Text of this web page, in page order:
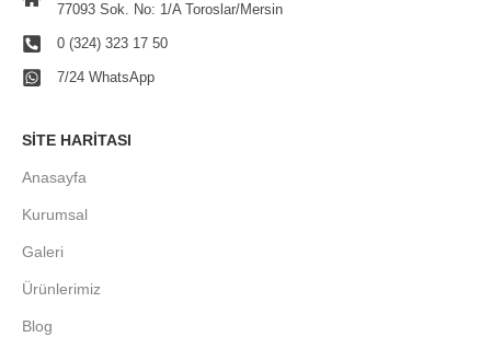
77093 Sok. No: 1/A Toroslar/Mersin
0 (324) 323 17 50
7/24 WhatsApp
SITE HARITASI
Anasayfa
Kurumsal
Galeri
Ürünlerimiz
Blog